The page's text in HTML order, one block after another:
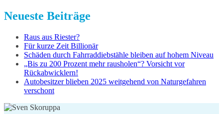
Neueste Beiträge
Raus aus Riester?
Für kurze Zeit Billionär
Schäden durch Fahrraddiebstähle bleiben auf hohem Niveau
„Bis zu 200 Prozent mehr rausholen“? Vorsicht vor
Rückabwicklern!
Autobesitzer blieben 2025 weitgehend von Naturgefahren
verschont